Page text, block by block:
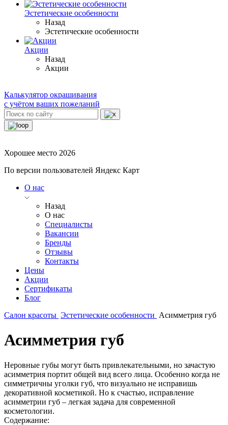
Эстетические особенности
Назад
Эстетические особенности
Акции
Назад
Акции
Калькулятор окрашивания
с учётом ваших пожеланий
Хорошее место 2026
По версии пользователей Яндекс Карт
О нас
Назад
О нас
Специалисты
Вакансии
Бренды
Отзывы
Контакты
Цены
Акции
Сертификаты
Блог
Салон красоты Эстетические особенности Асимметрия губ
Асимметрия губ
Неровные губы могут быть привлекательными, но зачастую
асимметрия портит общей вид всего лица. Особенно когда не
симметричны уголки губ, что визуально не исправишь
декоративной косметикой. Но к счастью, исправление
асимметрии губ – легкая задача для современной
косметологии.
Содержание: